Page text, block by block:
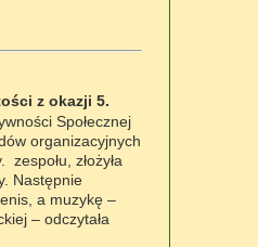
z okazji 5.
Społecznej
organizacyjnych
złożyła
Następnie
a muzykę –
– odczytała